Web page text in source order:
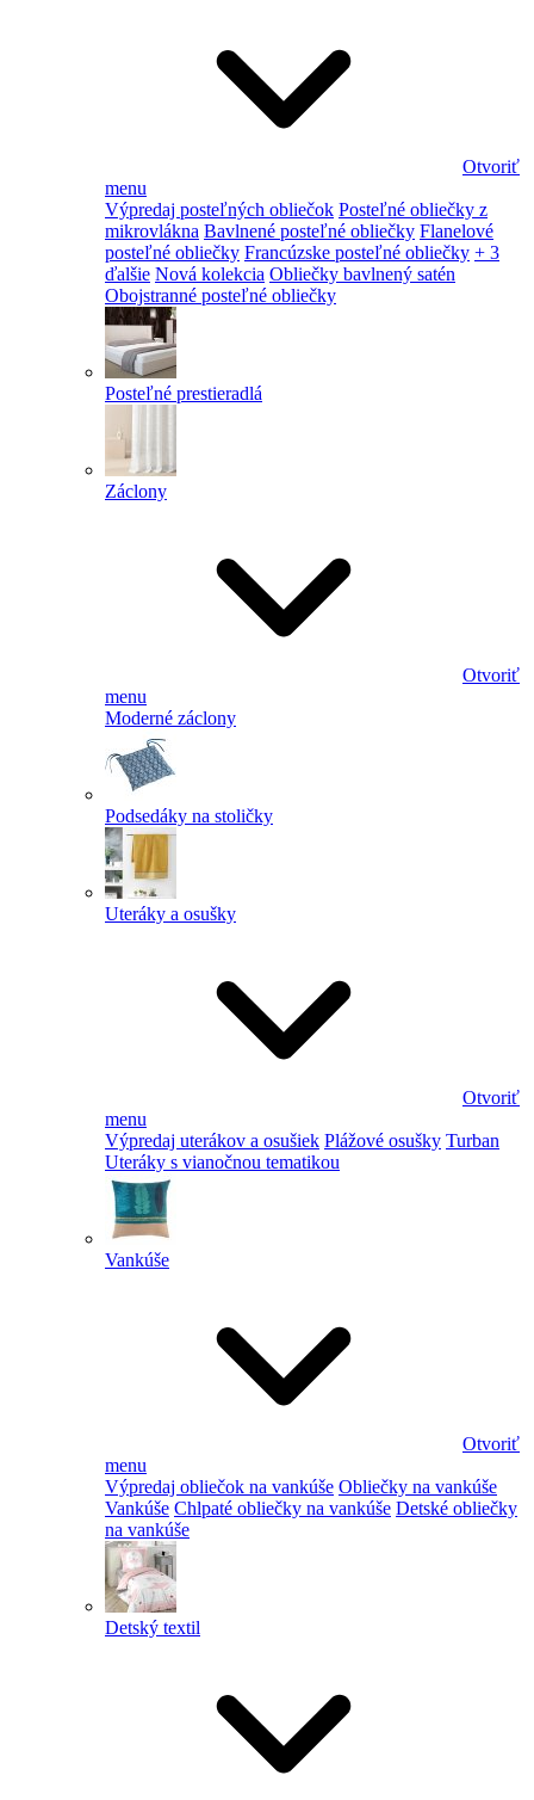
Otvoriť
menu
Výpredaj posteľných obliečok Posteľné obliečky z
mikrovlákna Bavlnené posteľné obliečky Flanelové
posteľné obliečky Francúzske posteľné obliečky + 3
ďalšie Nová kolekcia Obliečky bavlnený satén
Obojstranné posteľné obliečky
Posteľné prestieradlá
Záclony
Otvoriť
menu
Moderné záclony
Podsedáky na stoličky
Uteráky a osušky
Otvoriť
menu
Výpredaj uterákov a osušiek Plážové osušky Turban
Uteráky s vianočnou tematikou
Vankúše
Otvoriť
menu
Výpredaj obliečok na vankúše Obliečky na vankúše
Vankúše Chlpaté obliečky na vankúše Detské obliečky
na vankúše
Detský textil